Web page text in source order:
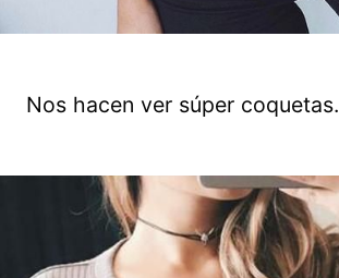
Nos hacen ver súper coquetas.